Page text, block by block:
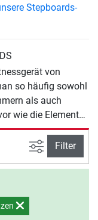
Stepboards-
von
so häufig sowohl
als auch
wie die Elements
Mit ihrer
Anfängen der 90er
Idee der
Aerobic geboren.
die Reebok
in verschiedenen
erwerben.
Ansicht
Filter